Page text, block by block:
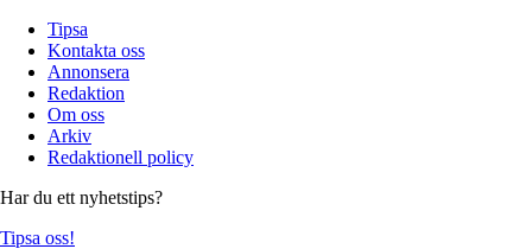
Tipsa
Kontakta oss
Annonsera
Redaktion
Om oss
Arkiv
Redaktionell policy
Har du ett nyhetstips?
Tipsa oss!